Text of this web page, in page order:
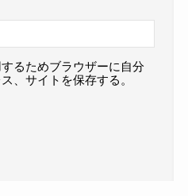
るためブラウザーに自分
、サイトを保存する。